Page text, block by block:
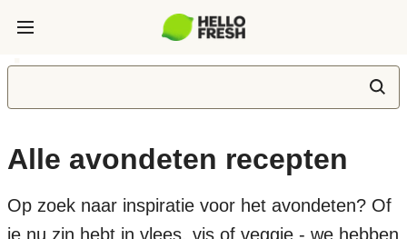
Alle avondeten recepten
Op zoek naar inspiratie voor het avondeten? Of
je nu zin hebt in vlees, vis of veggie - we hebben